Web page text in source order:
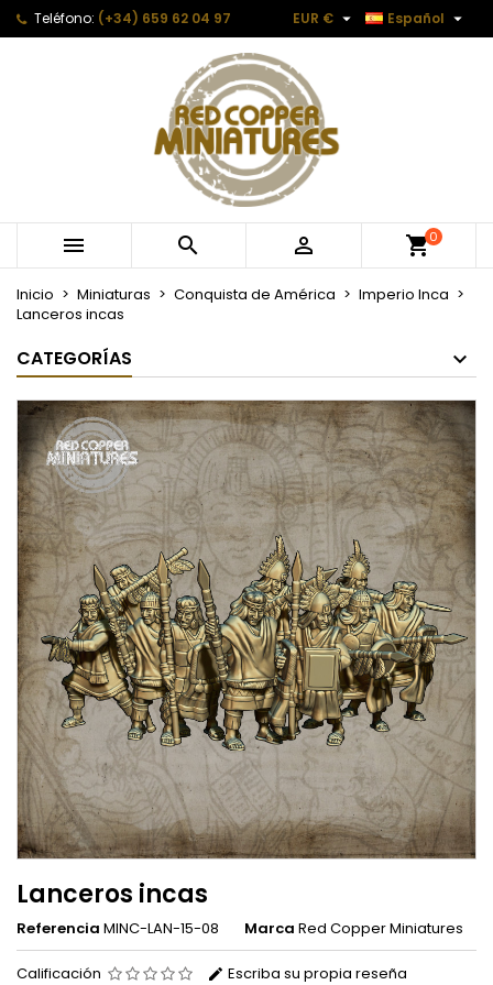
Teléfono: (+34) 659 62 04 97 Español 
EUR € 
   0
Inicio Miniaturas Conquista de América
Imperio Inca
Lanceros incas
CATEGORÍAS
Lanceros incas
Referencia MINC-LAN-15-08 Marca Red Copper Miniatures
Calificación Escriba su propia reseña